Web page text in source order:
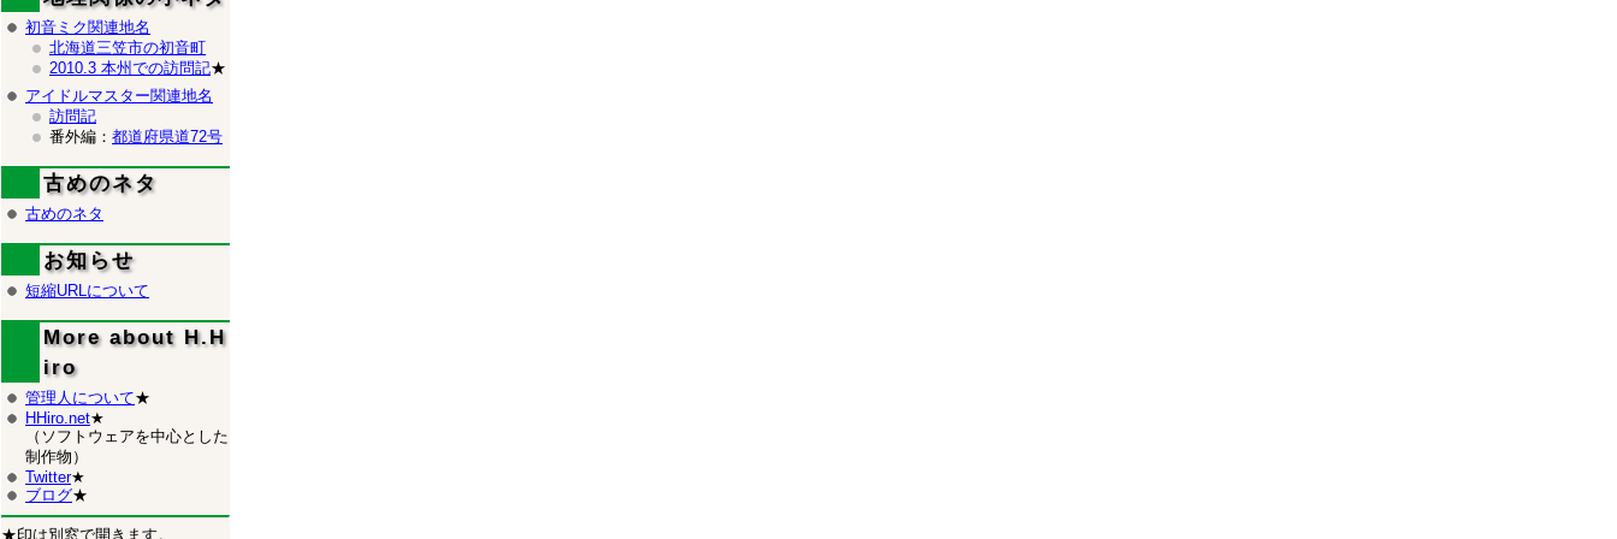
初音ミク関連地名
北海道三笠市の初音町
2010.3 本州での訪問記★
アイドルマスター関連地名
訪問記
番外編： 都道府県道72号
古めのネタ
古めのネタ
お知らせ
短縮URLについて
More about H.H
iro
管理人について★
HHiro.net★
（ソフトウェアを中心とした
制作物）
Twitter★
ブログ★
★印は別窓で開きます。